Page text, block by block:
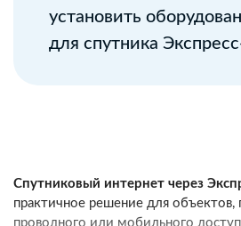
установить
для спутника
Спутниковый интернет через
практичное решение для объектов,
проводного или мобильного